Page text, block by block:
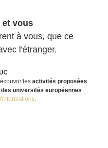
et vous
à vous, que ce
l'étranger.
lesactivités proposées
universités européennes
.